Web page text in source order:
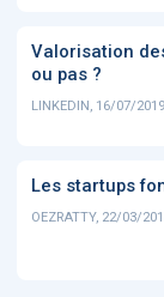
Valorisation
ou pas ?
LINKEDIN, 16/07/2019
Les startups
OEZRATTY, 22/03/